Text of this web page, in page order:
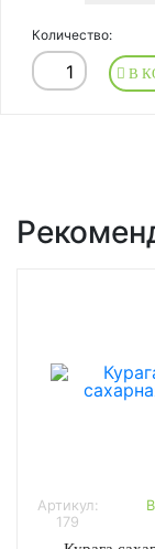
Количество:
В
Артикул:
179